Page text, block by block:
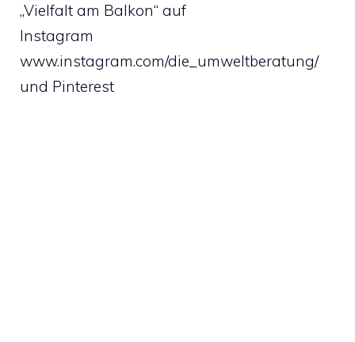
„Vielfalt am Balkon“ auf
Instagram
www.instagram.com/die_umweltberatung/
und Pinterest